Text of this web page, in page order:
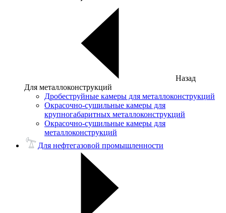
Назад
Для металлоконструкций
Дробеструйные камеры для металлоконструкций
Окрасочно-сушильные камеры для
крупногабаритных металлоконструкций
Окрасочно-сушильные камеры для
металлоконструкций
Для нефтегазовой промышленности